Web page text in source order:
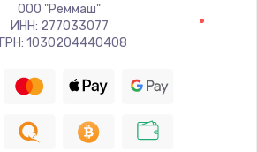
ООО "Реммаш"
ИНН: 277033077
1030204440408